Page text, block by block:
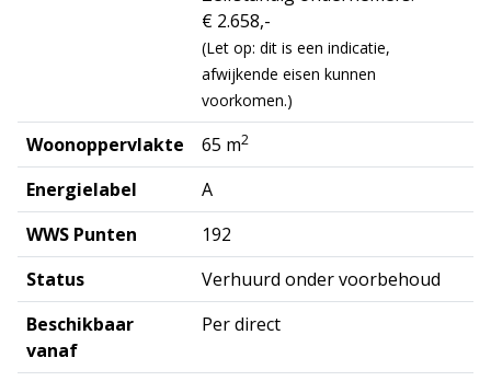
€ 2.658,-
(Let op: dit is een indicatie,
afwijkende eisen kunnen
voorkomen.)
Woonoppervlakte 65 m2
Energielabel
A
WWS Punten
192
Status
Verhuurd onder voorbehoud
Beschikbaar
vanaf
Per direct